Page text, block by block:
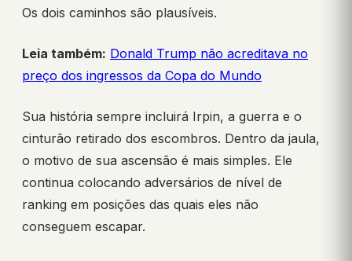
Os dois caminhos são plausíveis.
Leia também: Donald Trump não acreditava no
preço dos ingressos da Copa do Mundo
Sua história sempre incluirá Irpin, a guerra e o
cinturão retirado dos escombros. Dentro da jaula,
o motivo de sua ascensão é mais simples. Ele
continua colocando adversários de nível de
ranking em posições das quais eles não
conseguem escapar.